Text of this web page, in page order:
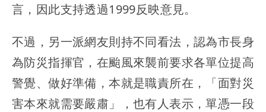
言，因此支持透過1999反映意見。
不過，另一派網友則持不同看法，認為市長身
為防災指揮官，在颱風來襲前要求各單位提高
警覺、做好準備，本就是職責所在，「面對災
害本來就需要嚴肅」，也有人表示，單憑一段